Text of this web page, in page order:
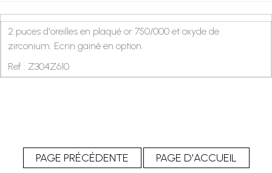
2 puces d'oreilles en plaqué or 750/000 et oxyde de
zirconium. Ecrin gainé en option.
Ref : Z304Z610